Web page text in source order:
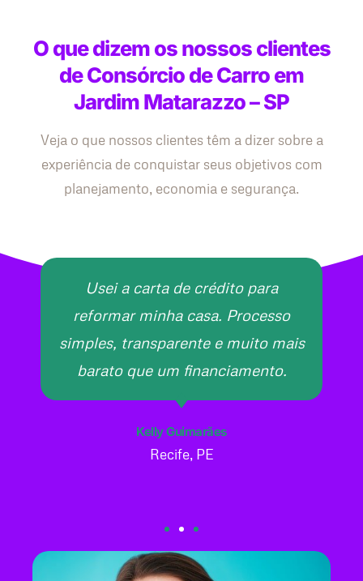
O que dizem os nossos clientes
de Consórcio de Carro em
Jardim Matarazzo – SP
Veja o que nossos clientes têm a dizer sobre a
experiência de conquistar seus objetivos com
planejamento, economia e segurança.
Usei a carta de crédito para
reformar minha casa. Processo
simples, transparente e muito mais
barato que um financiamento.
Kelly Guimarães
Recife, PE